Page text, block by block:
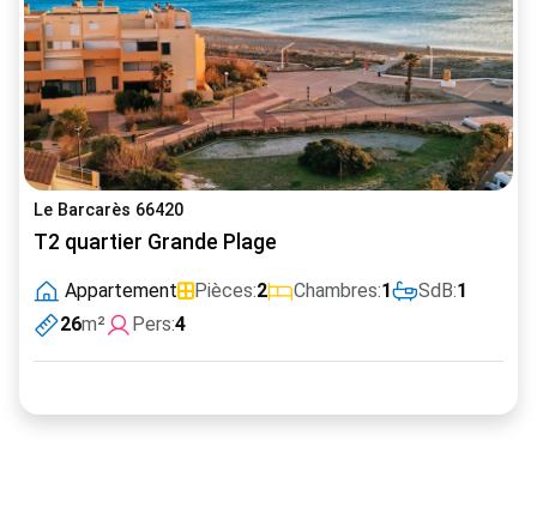
Le Barcarès 66420
T2 quartier Grande Plage
Appartement Pièces:2 Chambres:1 SdB:1
26m² Pers:4